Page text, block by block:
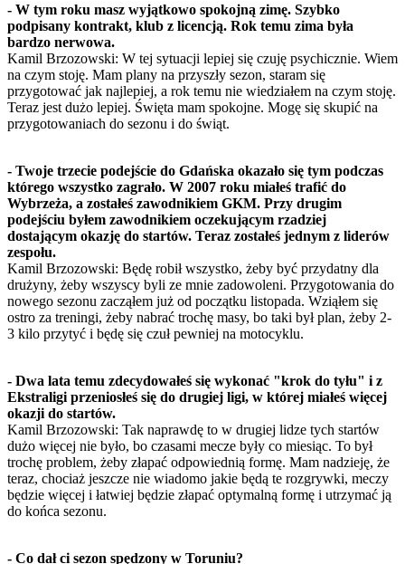
- W tym roku masz wyjątkowo spokojną zimę. Szybko
podpisany kontrakt, klub z licencją. Rok temu zima była
bardzo nerwowa.
Kamil Brzozowski: W tej sytuacji lepiej się czuję psychicznie. Wiem
na czym stoję. Mam plany na przyszły sezon, staram się
przygotować jak najlepiej, a rok temu nie wiedziałem na czym stoję.
Teraz jest dużo lepiej. Święta mam spokojne. Mogę się skupić na
przygotowaniach do sezonu i do świąt.
- Twoje trzecie podejście do Gdańska okazało się tym podczas
którego wszystko zagrało. W 2007 roku miałeś trafić do
Wybrzeża, a zostałeś zawodnikiem GKM. Przy drugim
podejściu byłem zawodnikiem oczekującym rzadziej
dostającym okazję do startów. Teraz zostałeś jednym z liderów
zespołu.
Kamil Brzozowski: Będę robił wszystko, żeby być przydatny dla
drużyny, żeby wszyscy byli ze mnie zadowoleni. Przygotowania do
nowego sezonu zacząłem już od początku listopada. Wziąłem się
ostro za treningi, żeby nabrać trochę masy, bo taki był plan, żeby 2-
3 kilo przytyć i będę się czuł pewniej na motocyklu.
- Dwa lata temu zdecydowałeś się wykonać "krok do tyłu" i z
Ekstraligi przeniosłeś się do drugiej ligi, w której miałeś więcej
okazji do startów.
Kamil Brzozowski: Tak naprawdę to w drugiej lidze tych startów
dużo więcej nie było, bo czasami mecze były co miesiąc. To był
trochę problem, żeby złapać odpowiednią formę. Mam nadzieję, że
teraz, chociaż jeszcze nie wiadomo jakie będą te rozgrywki, meczy
będzie więcej i łatwiej będzie złapać optymalną formę i utrzymać ją
do końca sezonu.
- Co dał ci sezon spędzony w Toruniu?